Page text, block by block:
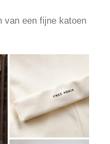
van een fijne katoen